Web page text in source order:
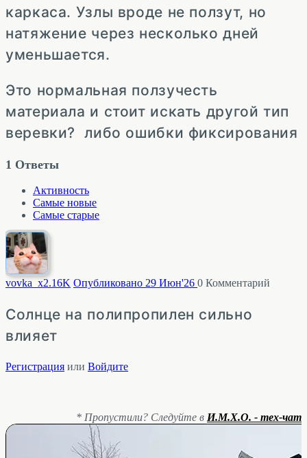
каркаса. Узлы вроде не ползут, но
натяжение через несколько дней
уменьшается.
Это нормальная ползучесть
материала и стоит искать другой тип
веревки? либо ошибки фиксирования
1 Ответы
Активность
Самые новые
Самые старые
vovka_x2.16K Опубликовано 29 Июн'26 0 Комментарий
Солнце на полипропилен сильно
влияет
Регистрация или Войдите
* Пропустили? Следуйте в И.М.Х.О. - тех-чат